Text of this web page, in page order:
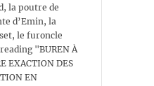
la poutre de
d’Emin, la
le furoncle
"BUREN À
EXACTION DES
EN